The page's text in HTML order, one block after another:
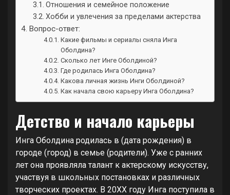
Отношения и семейное положение
Хобби и увлечения за пределами актерства
Вопрос-ответ:
Какие фильмы и сериалы сняла Инга
Оболдина?
Сколько лет Инге Оболдиной?
Где родилась Инга Оболдина?
Какова личная жизнь Инги Оболдиной?
Как начала свою карьеру Инга Оболдина?
Детство и начало карьеры
Инга Оболдина родилась в (дата рождения) в
городе (город) в семье (родители). Уже с ранних
лет она проявляла талант к актерскому искусству,
участвуя в школьных постановках и различных
творческих проектах. В 20XX году Инга поступила в